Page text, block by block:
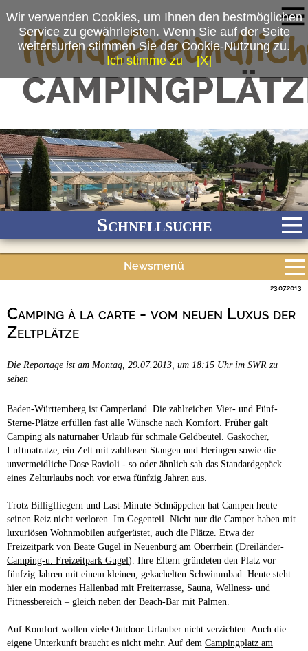
Schnellsuche
Newsmenü
Campingplätze
Camping à la carte - vom neuen Luxus der
Zeltplätze
23.07.2013
Die Reportage ist am Montag, 29.07.2013, um 18:15 Uhr im SWR zu
sehen
Baden-Württemberg ist Camperland. Die zahlreichen Vier- und Fünf-
Sterne-Plätze erfüllen fast alle Wünsche nach Komfort. Früher galt
Camping als naturnaher Urlaub für schmale Geldbeutel. Gaskocher,
Luftmatratze, ein Zelt mit zahllosen Stangen und Heringen sowie die
unvermeidliche Dose Ravioli - so oder ähnlich sah das Standardgepäck
eines Zelturlaubs noch vor etwa fünfzig Jahren aus.
Trotz Billigfliegern und Last-Minute-Schnäppchen hat Campen heute
seinen Reiz nicht verloren. Im Gegenteil. Nicht nur die Camper haben mit
luxuriösen Wohnmobilen aufgerüstet, auch die Plätze. Etwa der
Freizeitpark von Beate Gugel in Neuenburg am Oberrhein (Dreiländer-
Camping-u. Freizeitpark Gugel). Ihre Eltern gründeten den Platz vor
fünfzig Jahren mit einem kleinen, gekachelten Schwimmbad. Heute steht
hier ein modernes Hallenbad mit Freiterrasse, Sauna, Wellness- und
Fitnessbereich – gleich neben der Beach-Bar mit Palmen.
Auf Komfort wollen viele Outdoor-Urlauber nicht verzichten. Auch die
eigene Unterkunft braucht es nicht mehr. Auf dem Campingplatz am
Wir verwenden Cookies, um Ihnen den bestmöglichen
Service zu gewährleisten. Wenn Sie auf der Seite
weitersurfen stimmen Sie der Cookie-Nutzung zu.
Ich stimme zu
[X]